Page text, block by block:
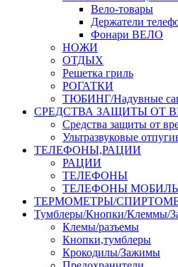
Вело-товары
Держатели
Фонари ВЕЛО
НОЖИ
ОТДЫХ
Решетка гриль
РОГАТКИ
ТЮБИНГ/Надувные
СРЕДСТВА ЗАЩИТЫ ОТ
Средства защиты от
Ультразвуковые
ТЕЛЕФОНЫ,РАЦИИ
РАЦИИ
ТЕЛЕФОНЫ
ТЕЛЕФОНЫ
ТЕРМОМЕТРЫ/
Тумблеры/Кнопки/Клеммы/
Клемы/разъемы
Кнопки,тумблеры
Крокодилы/Зажимы